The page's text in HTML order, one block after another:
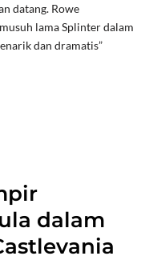
datang. Rowe
lama Splinter dalam
dan dramatis”
dalam